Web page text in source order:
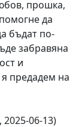
прошка,
да
бъдат по-
забравяна
и
предадем на
06-13)